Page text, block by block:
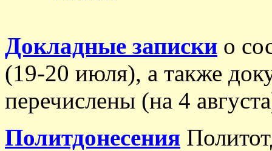
Докладные записки о
(19-20 июля), а также
перечислены (на 4
Политдонесения